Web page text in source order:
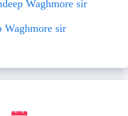
Waghmore sir
Waghmore sir